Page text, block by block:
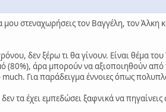
μου στεναχωρήσεις τον Βαγγέλη, τον Άλκη
δεν ξέρω τι θα γίνουν. Είναι θέμα
άρα μπορούν να αξιοποιηθούν από
Για παράδειγμα έννοιες όπως
τα έχει εμπεδώσει ξαφνικά να